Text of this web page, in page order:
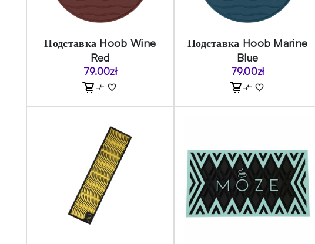
Подставка Hoob Wine
Red
79.00zł
Подставка Hoob Marine
Blue
79.00zł